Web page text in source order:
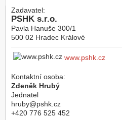
Zadavatel:
PSHK s.r.o.
Pavla Hanuše 300/1
500 02 Hradec Králové
www.pshk.cz
Kontaktní osoba:
Zdeněk Hrubý
Jednatel
hruby@pshk.cz
+420 776 525 452